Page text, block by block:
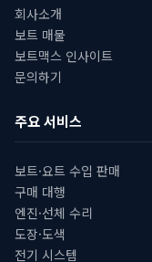
회사소개
보트 매물
보트맥스 인사이트
문의하기
주요 서비스
보트·요트 수입 판매
구매 대행
엔진·선체 수리
도장·도색
전기 시스템